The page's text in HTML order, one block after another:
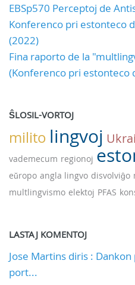
EBSp570 Perceptoj de
Konferenco pri estonteco
(2022)
Fina raporto de la
(Konferenco pri estonteco
ŜLOSIL-VORTOJ
milito lingvoj
vademecum regionoj
eŭropo angla lingvo disvolviĝo
multlingvismo elektoj PFAS
LASTAJ KOMENTOJ
Jose Martins diris :
port...